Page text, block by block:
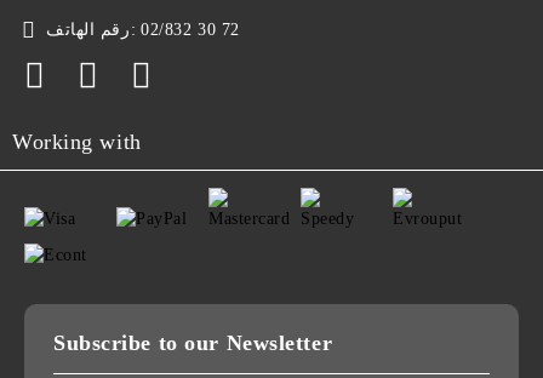
رقم الهاتف: 02/832 30 72
Working with
Subscribe to our Newsletter